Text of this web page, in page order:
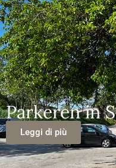
Parkeren in
Leggi di più